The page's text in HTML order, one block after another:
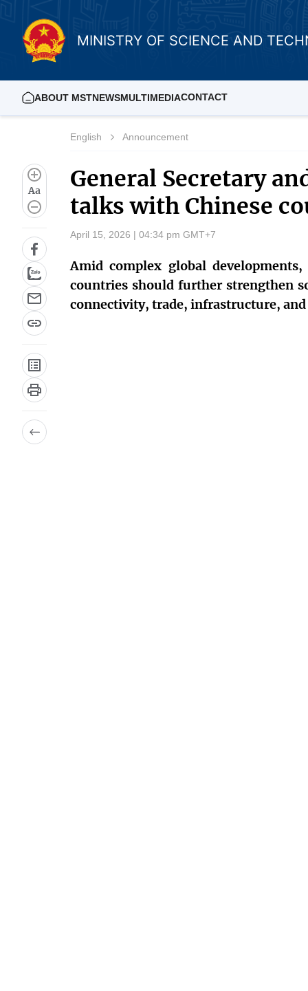
MINISTRY OF SCIENCE AND
ABOUT MSTNEWSMULTIMEDIACONTACT
Aa
English Announcement
General Secretary
talks with Chinese
April 15, 2026 | 04:34 pm GMT+7
Amid complex global
countries should further strengthen
connectivity, trade, infrastructure, and